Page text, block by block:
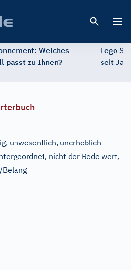
Welches
passt zu Ihnen?
Lego
seit
unwesentlich, unerheblich,
nicht der Rede wert,
Belang